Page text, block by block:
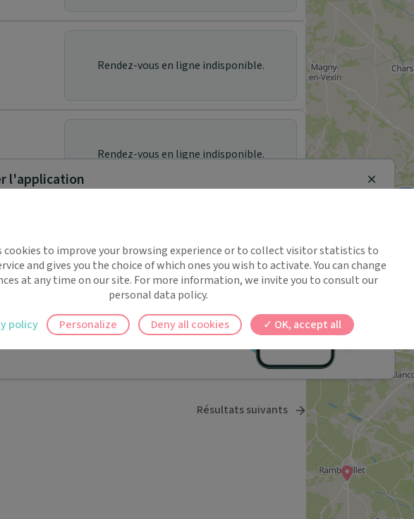
Rendez-vous en ligne indisponible.
Rendez-vous en ligne indisponible.
Rendez-vous en ligne indisponible.
Rendez-vous en ligne indisponible.
Résultats suivants
l'application
!
rappels automatiques pour ne plus rien
Close
cookies to improve your browsing experience or to collect visitor statistics to
and gives you the choice of which ones you wish to activate. You can change
at any time on our site. For more information, we invite you to consult our
personal data policy.
OK, accept all
Deny all cookies
Personalize
policy